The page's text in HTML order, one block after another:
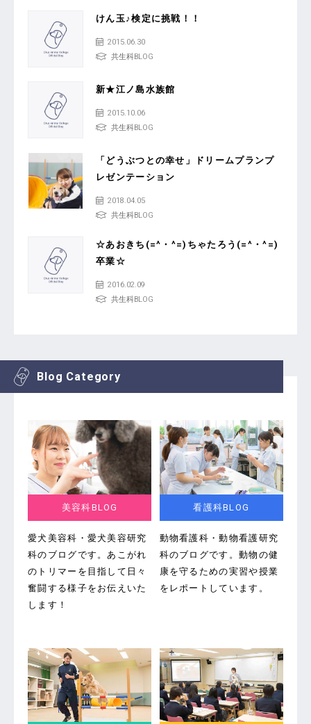
けん玉♪検定に挑戦！！
2015.06.30
共生科BLOG
新★江ノ島水族館
2015.10.06
共生科BLOG
「どうぶつとの幸せ」ドリームプランプ
レゼンテーション
2018.04.05
共生科BLOG
☆あおきち(=^・^=)ちゃたろう(=^・^=)
卒業☆
2016.02.09
共生科BLOG
Blog Category
美容科BLOG
愛犬美容科・愛犬美容研究
科のブログです。 あこがれ
のトリマーを目指して日々
奮闘する様子をお伝えいた
します！
看護科BLOG
動物看護科・動物看護研究
科のブログです。 動物の健
康を守るための実習や授業
をレポートしています。